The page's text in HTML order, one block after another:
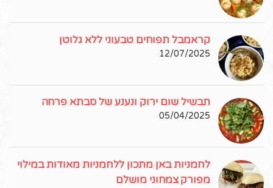
קראמבל תפוחים טבעוני ללא גלוטן
12/07/2025
תבשיל שום ירוק ונענע של סבתא פרחה
05/04/2025
לחמניות באן מתכון ללחמניות מאודות במילוי
מפורק צמחוני מושלם